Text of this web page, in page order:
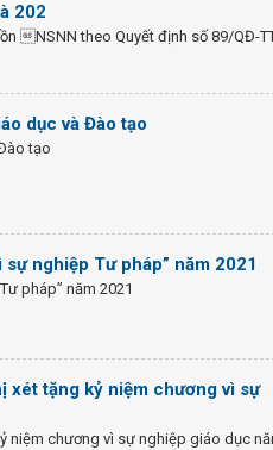
202
NSNN theo Quyết định số 89/QĐ-
dục và Đào tạo
tạo
nghiệp Tư pháp” năm 2021
pháp” năm 2021
xét tặng kỷ niệm chương vì sự
niệm chương vì sự nghiệp giáo dục